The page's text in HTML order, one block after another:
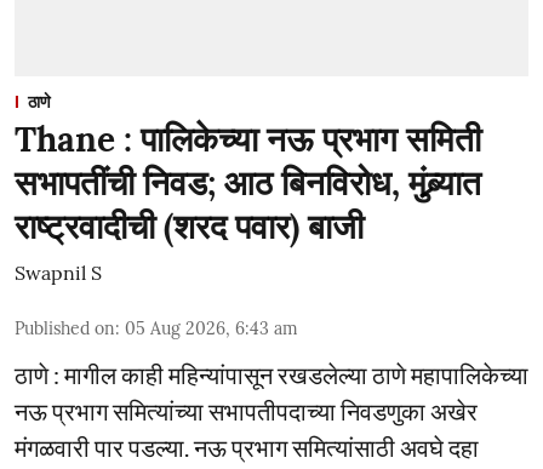
ठाणे
Thane : पालिकेच्या नऊ प्रभाग समिती
सभापतींची निवड; आठ बिनविरोध, मुंब्र्यात
राष्ट्रवादीची (शरद पवार) बाजी
Swapnil S
Published on: 05 Aug 2026, 6:43 am
ठाणे : मागील काही महिन्यांपासून रखडलेल्या ठाणे महापालिकेच्या
नऊ प्रभाग समित्यांच्या सभापतीपदाच्या निवडणुका अखेर
मंगळवारी पार पडल्या. नऊ प्रभाग समित्यांसाठी अवघे दहा